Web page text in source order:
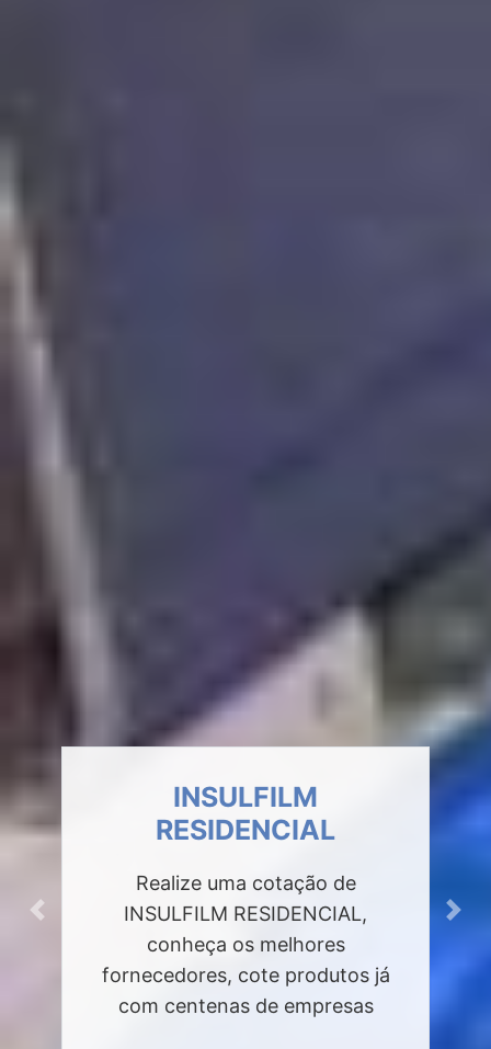
INSULFILM
RESIDENCIAL
Realize uma cotação de
INSULFILM RESIDENCIAL,
conheça os melhores
fornecedores, cote produtos já
com centenas de empresas
Previous Next